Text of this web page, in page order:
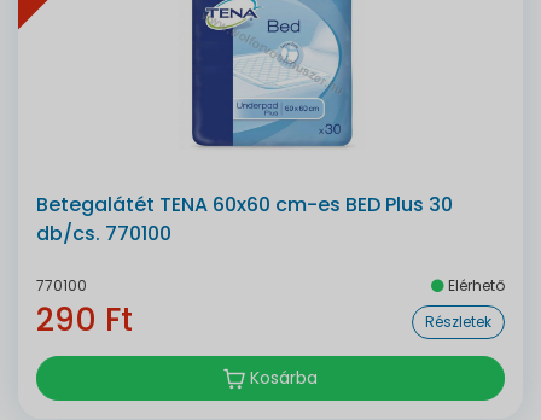
Betegalátét TENA 60x60 cm-es BED Plus 30
db/cs. 770100
770100 Elérhető
290 Ft Részletek
Kosárba